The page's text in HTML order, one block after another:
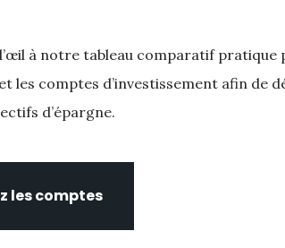
à notre tableau comparatif pratique
et les comptes d’investissement afin de
d’épargne.
les comptes